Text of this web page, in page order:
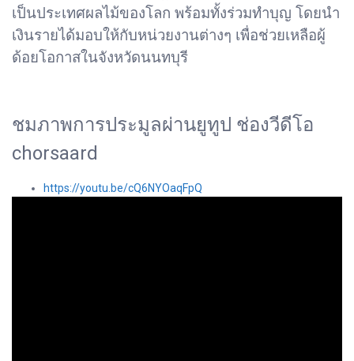
เป็นประเทศผลไม้ของโลก พร้อมทั้งร่วมทำบุญ โดยนำ
เงินรายได้มอบให้กับหน่วยงานต่างๆ เพื่อช่วยเหลือผู้
ด้อยโอกาสในจังหวัดนนทบุรี
ชมภาพการประมูลผ่านยูทูป ช่องวีดีโอ
chorsaard
https://youtu.be/cQ6NYOaqFpQ